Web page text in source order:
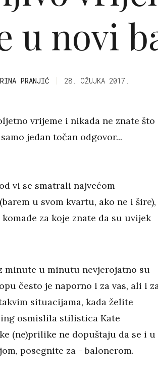
u novi
PRANJIĆ 28. OŽUJKA 2017.
vrijeme i nikada ne znate što
jedan točan odgovor...
vi se smatrali najvećom
u svom kvartu, ako ne i šire),
komade za koje znate da su uvijek
minute u minutu nevjerojatno su
često je naporno i za vas, ali i
situacijama, kada želite
osmislila stilistica Kate
(ne)prilike ne dopuštaju da se i u
posegnite za - balonerom.